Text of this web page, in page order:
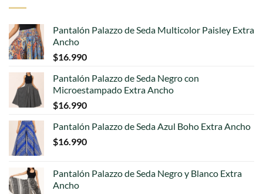
Pantalón Palazzo de Seda Multicolor Paisley Extra
Ancho
$16.990
Pantalón Palazzo de Seda Negro con
Microestampado Extra Ancho
$16.990
Pantalón Palazzo de Seda Azul Boho Extra Ancho
$16.990
Pantalón Palazzo de Seda Negro y Blanco Extra
Ancho